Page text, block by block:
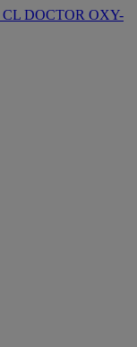
CL DOCTOR OXY-